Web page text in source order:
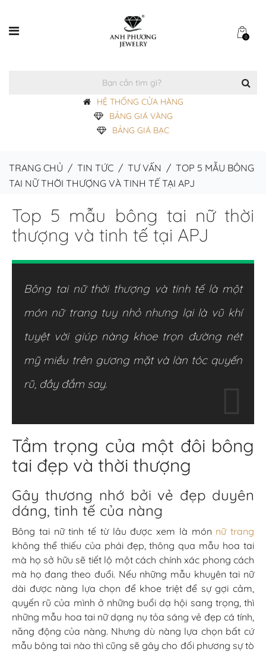
0
HỆ THỐNG CỬA HÀNG
BẢNG GIÁ VÀNG
BẢNG GIÁ BẠC
TRANG CHỦ / TIN TỨC / TƯ VẤN / TOP 5 MẪU BÔNG
TAI NỮ THỜI THƯỢNG VÀ TINH TẾ TẠI APJ
Top 5 mẫu bông tai nữ thời
thượng và tinh tế tại APJ
Bông tai nữ thời thượng và tinh tế là một
món nữ trang tuy nhỏ nhưng lại là vũ khí
tuyệt vời giúp nàng khoe trọn đường nét
mỹ miều trên gương mặt và làn tóc quyến
rũ, đầy đắm say.
Tầm trọng của một đôi bông
tai đẹp và thời thượng
Gây thương nhớ bởi vẻ đẹp duyên
dáng, tinh tế của nàng
Bông tai nữ tinh tế từ lâu được xem là món nữ trang
không thể thiếu của phái đẹp, thông qua mẫu hoa tai
mà họ sở hữu sẽ tiết lộ một cách chính xác phong cách
mà họ đang theo đuổi. Nếu những mẫu khuyên tai nữ
dài được nàng lựa chọn để khoe triệt để sự gợi cảm,
quyến rũ của mình ở những buổi dạ hội sang trọng, thì
những mẫu hoa tai nữ dạng nụ tỏa sáng vẻ đẹp cá tính,
năng động của nàng. Nhưng dù nàng lựa chọn bất cứ
mẫu bông tai nào thì cũng sẽ gây cho đối phương sự tò